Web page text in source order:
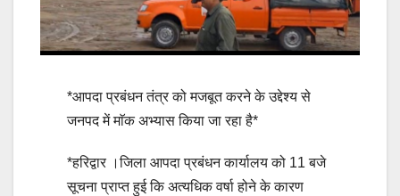
*आपदा प्रबंधन तंत्र को मजबूत करने के उद्देश्य से
जनपद में माॅक अभ्यास किया जा रहा है*
*हरिद्वार ।जिला आपदा प्रबंधन कार्यालय को 11 बजे
सूचना प्राप्त हुई कि अत्यधिक वर्षा होने के कारण